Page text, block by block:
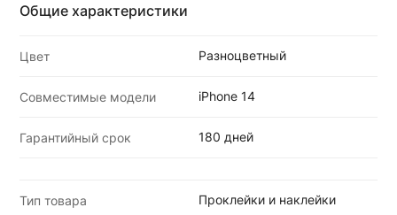
Общие характеристики
Цвет Разноцветный
Совместимые модели iPhone 14
Гарантийный срок 180 дней
Тип товара Проклейки и наклейки